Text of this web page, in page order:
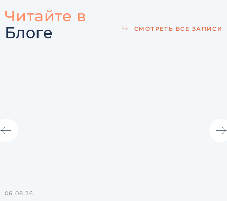
Читайте в
Блоге
СМОТРЕТЬ ВСЕ ЗАПИСИ
06.08.26